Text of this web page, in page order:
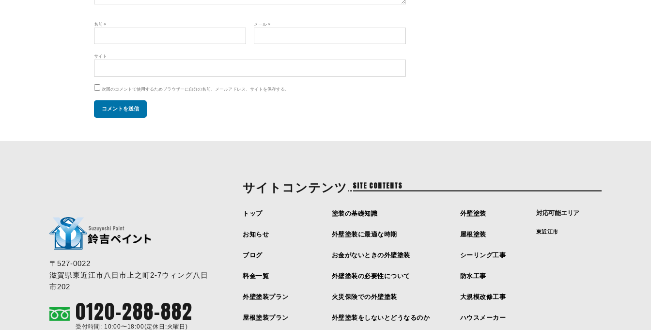
名前※ メール※
サイト
次回のコメントで使用するためブラウザーに自分の名前、メールアドレス、サイトを保存する。
〒527-0022
滋賀県東近江市八日市上之町2-7ウィング八日
市202
0120-288-882
受付時間: 10:00〜18:00(定休日:火曜日)
サイトコンテンツ SITE CONTENTS
トップ
お知らせ
ブログ
料金一覧
外壁塗装プラン
屋根塗装プラン
塗装の基礎知識
外壁塗装に最適な時期
お金がないときの外壁塗装
外壁塗装の必要性について
火災保険での外壁塗装
外壁塗装をしないとどうなるのか
外壁塗装
屋根塗装
シーリング工事
防水工事
大規模改修工事
ハウスメーカー
対応可能エリア
東近江市